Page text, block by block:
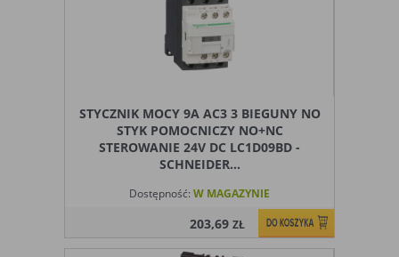
STYCZNIK MOCY 9A AC3 3 BIEGUNY NO
STYK POMOCNICZY NO+NC
STEROWANIE 24V DC LC1D09BD -
SCHNEIDER...
Dostępność: W MAGAZYNIE
203,69ZŁ